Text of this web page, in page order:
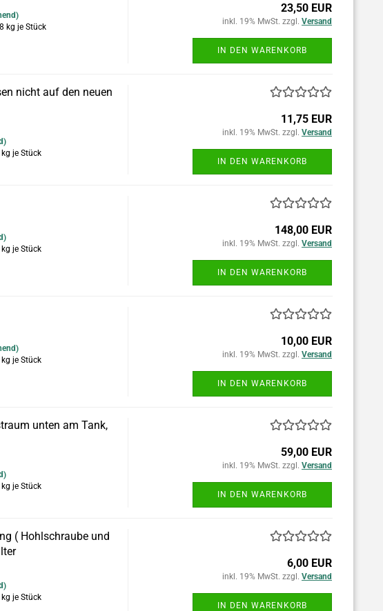
kg je Stück
23,50 EUR
inkl. 19% MwSt. zzgl. Versand
IN DEN WARENKORB
nicht auf den neuen
kg je Stück
11,75 EUR
inkl. 19% MwSt. zzgl. Versand
IN DEN WARENKORB
kg je Stück
148,00 EUR
inkl. 19% MwSt. zzgl. Versand
IN DEN WARENKORB
kg je Stück
10,00 EUR
inkl. 19% MwSt. zzgl. Versand
IN DEN WARENKORB
unten am Tank,
kg je Stück
59,00 EUR
inkl. 19% MwSt. zzgl. Versand
IN DEN WARENKORB
( Hohlschraube und
kg je Stück
6,00 EUR
inkl. 19% MwSt. zzgl. Versand
IN DEN WARENKORB